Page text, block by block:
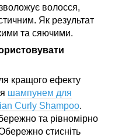
зволожує волосся,
Як результат
та сяючими.
кращого ефекту
шампунем для
Curly Shampoo.
та рівномірно
стисніть